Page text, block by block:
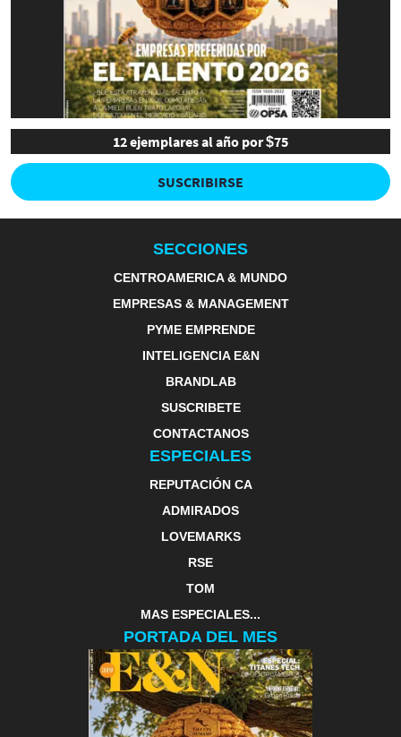
12 ejemplares al año por $75
SUSCRIBIRSE
SECCIONES
CENTROAMERICA & MUNDO
EMPRESAS & MANAGEMENT
PYME EMPRENDE
INTELIGENCIA E&N
BRANDLAB
SUSCRIBETE
CONTACTANOS
ESPECIALES
REPUTACIÓN CA
ADMIRADOS
LOVEMARKS
RSE
TOM
MAS ESPECIALES...
PORTADA DEL MES